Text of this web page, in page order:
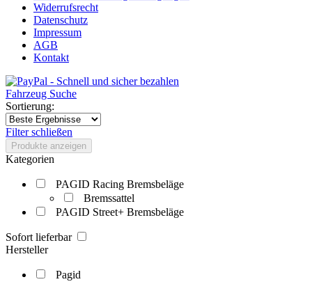
Widerrufsrecht
Datenschutz
Impressum
AGB
Kontakt
Fahrzeug Suche
Sortierung:
Filter schließen
Produkte anzeigen
Kategorien
PAGID Racing Bremsbeläge
Bremssattel
PAGID Street+ Bremsbeläge
Sofort lieferbar
Hersteller
Pagid